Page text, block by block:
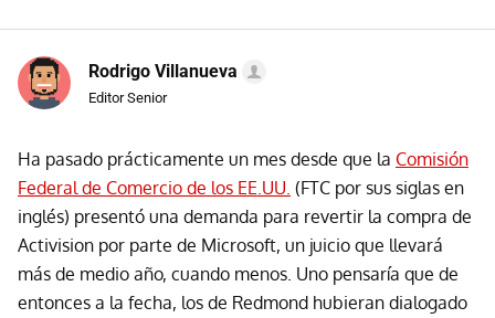
Rodrigo Villanueva
Editor Senior
Ha pasado prácticamente un mes desde que la Comisión
Federal de Comercio de los EE.UU. (FTC por sus siglas en
inglés) presentó una demanda para revertir la compra de
Activision por parte de Microsoft, un juicio que llevará
más de medio año, cuando menos. Uno pensaría que de
entonces a la fecha, los de Redmond hubieran dialogado